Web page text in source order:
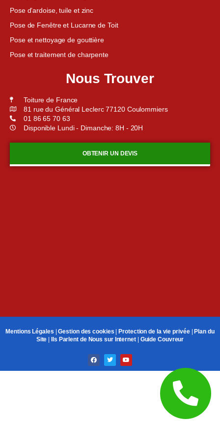
Pose d’ardoise, tuile et zinc
Pose de Fenêtre et Lucarne de Toit
Pose et nettoyage de gouttière
Pose et traitement de charpente
Nous Trouver
Toiture de France
81 rue du Général Leclerc 77120 Coulommiers
01 86 65 70 63
Disponible Lundi - Dimanche: 8H - 20H
OBTENIR UN DEVIS
Mentions Légales |Gestion des cookies |Protection de la vie privée|Plan du
Site |Ils Parlent de Nous sur Internet| Guide Couvreur